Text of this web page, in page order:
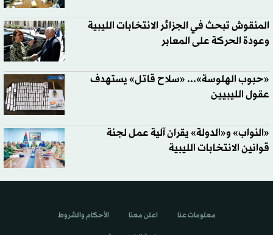
المنقوش تبحث في الجزائر الانتخابات الليبية
وعودة الحركة على المعابر
«حبوب الهلوسة»... «سلاح قاتل» يستهدف
عقول الليبيين
«النواب» و«الدولة» يقران آلية عمل لجنة
قوانين الانتخابات الليبية
معلومات عنا اعلن معنا الأحكام والشروط